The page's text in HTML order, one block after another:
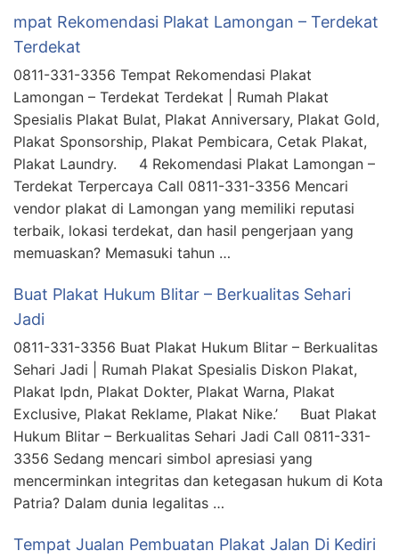
mpat Rekomendasi Plakat Lamongan – Terdekat
Terdekat
0811-331-3356 Tempat Rekomendasi Plakat
Lamongan – Terdekat Terdekat | Rumah Plakat
Spesialis Plakat Bulat, Plakat Anniversary, Plakat Gold,
Plakat Sponsorship, Plakat Pembicara, Cetak Plakat,
Plakat Laundry. 4 Rekomendasi Plakat Lamongan –
Terdekat Terpercaya Call 0811-331-3356 Mencari
vendor plakat di Lamongan yang memiliki reputasi
terbaik, lokasi terdekat, dan hasil pengerjaan yang
memuaskan? Memasuki tahun …
Buat Plakat Hukum Blitar – Berkualitas Sehari
Jadi
0811-331-3356 Buat Plakat Hukum Blitar – Berkualitas
Sehari Jadi | Rumah Plakat Spesialis Diskon Plakat,
Plakat Ipdn, Plakat Dokter, Plakat Warna, Plakat
Exclusive, Plakat Reklame, Plakat Nike.’ Buat Plakat
Hukum Blitar – Berkualitas Sehari Jadi Call 0811-331-
3356 Sedang mencari simbol apresiasi yang
mencerminkan integritas dan ketegasan hukum di Kota
Patria? Dalam dunia legalitas …
Tempat Jualan Pembuatan Plakat Jalan Di Kediri